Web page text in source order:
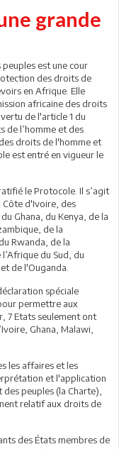
grande
est une cour
des droits de
en Afrique. Elle
africaine des droits
de l'article 1 du
de l’homme et des
droits de l'homme et
est entré en vigueur le
le Protocole. Il s’agit
Côte d'Ivoire, des
Ghana, du Kenya, de la
de la
Rwanda, de la
du Sud, du
de l'Ouganda.
spéciale
permettre aux
7 Etats seulement ont
Ghana, Malawi,
les affaires et les
et l'application
peuples (la Charte),
relatif aux droits de
des États membres de